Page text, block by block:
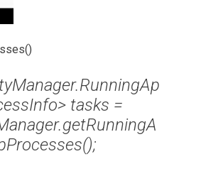
tasks =